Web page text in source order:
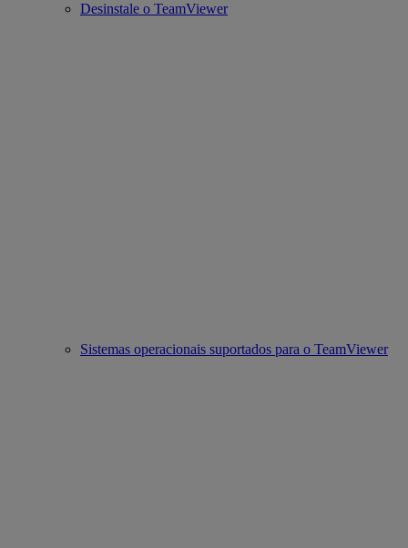
Desinstale o TeamViewer
Sistemas operacionais suportados para o TeamViewer